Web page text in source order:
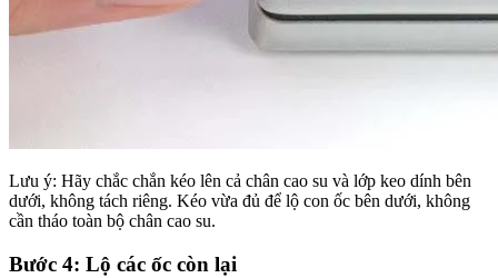
Lưu ý: Hãy chắc chắn kéo lên cả chân cao su và lớp keo dính bên
dưới, không tách riêng. Kéo vừa đủ để lộ con ốc bên dưới, không
cần tháo toàn bộ chân cao su.
Bước 4: Lộ các ốc còn lại